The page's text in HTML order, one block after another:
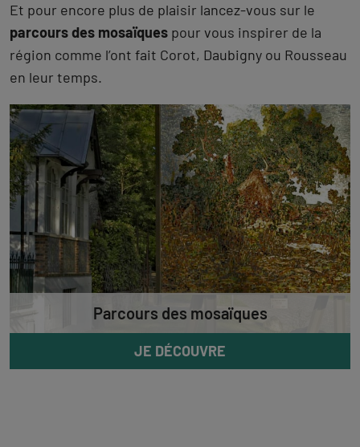
Et pour encore plus de plaisir lancez-vous sur le
parcours des mosaïques pour vous inspirer de la
région comme l’ont fait Corot, Daubigny ou Rousseau
en leur temps.
Parcours des mosaïques
JE DÉCOUVRE